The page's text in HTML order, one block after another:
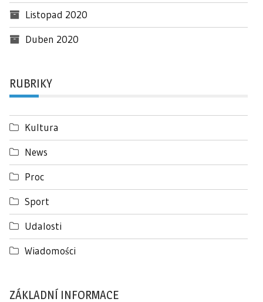
Listopad 2020
Duben 2020
RUBRIKY
Kultura
News
Proc
Sport
Udalosti
Wiadomości
ZÁKLADNÍ INFORMACE